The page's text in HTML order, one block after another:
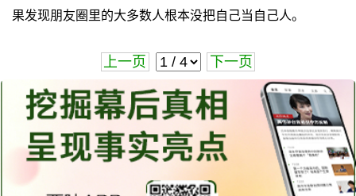
果发现朋友圈里的大多数人根本没把自己当自己人。
上一页 下一页